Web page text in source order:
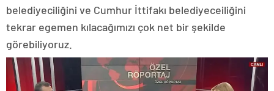
belediyeciliğini ve Cumhur İttifakı belediyeceiliğini
tekrar egemen kılacağımızı çok net bir şekilde
görebiliyoruz.